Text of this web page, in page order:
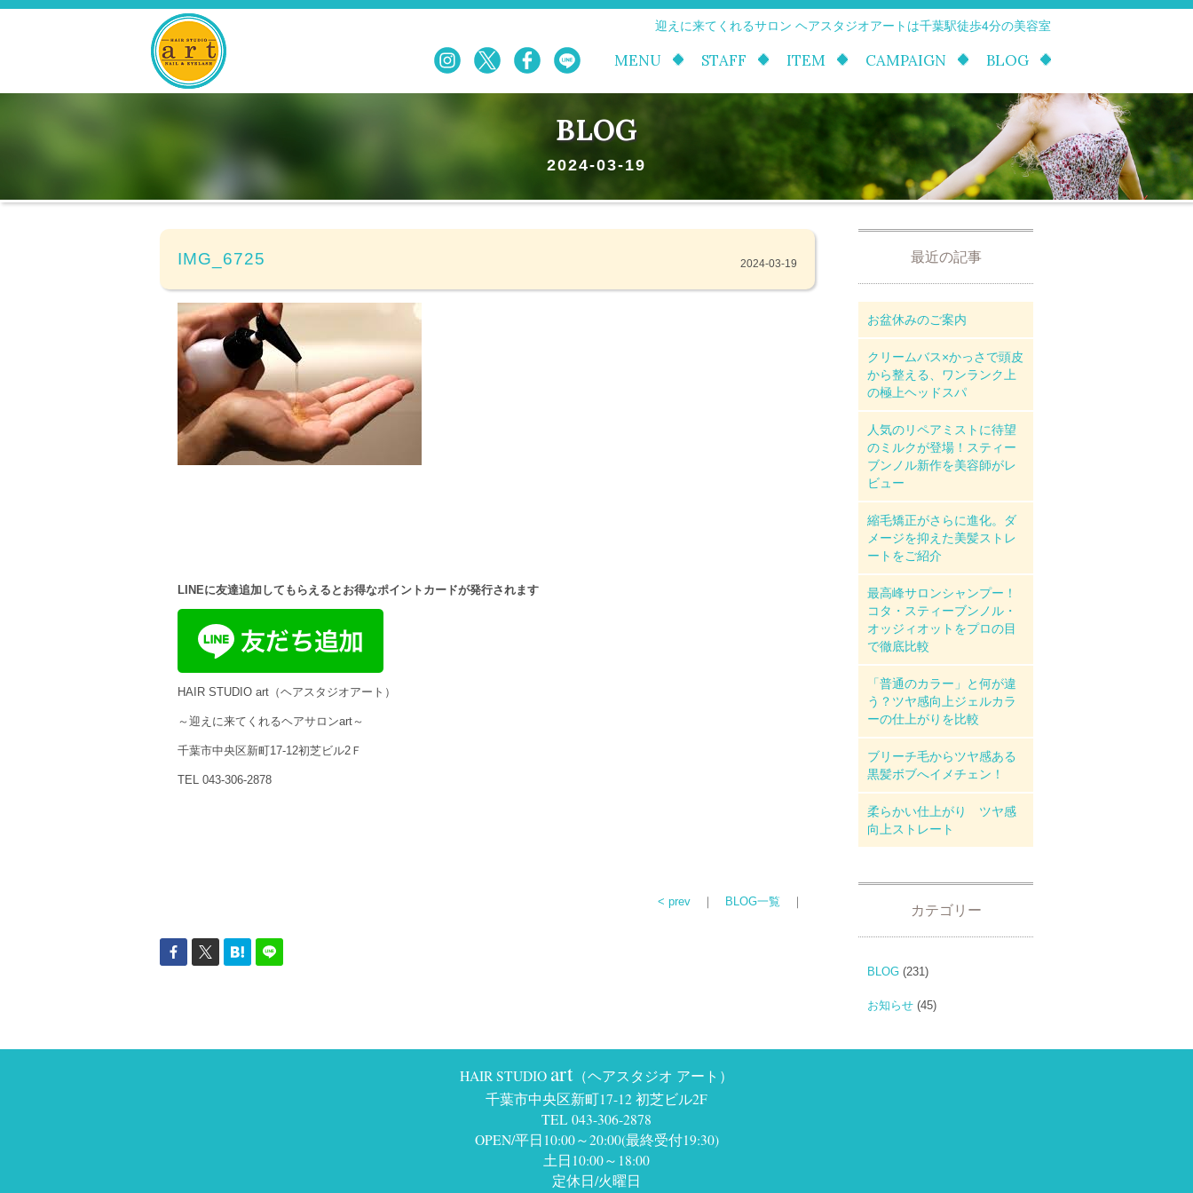
迎えに来てくれるサロン ヘアスタジオアートは千葉駅徒歩4分の美容室
MENU STAFF ITEM CAMPAIGN BLOG
BLOG
2024-03-19
IMG_6725 2024-03-19
LINEに友達追加してもらえるとお得なポイントカードが発行されます
HAIR STUDIO art（ヘアスタジオアート）
～迎えに来てくれるヘアサロンart～
千葉市中央区新町17-12初芝ビル2Ｆ
TEL 043-306-2878
< prev ｜ BLOG一覧 ｜
最近の記事
お盆休みのご案内
クリームバス×かっさで頭皮
から整える、ワンランク上
の極上ヘッドスパ
人気のリペアミストに待望
のミルクが登場！スティー
ブンノル新作を美容師がレ
ビュー
縮毛矯正がさらに進化。ダ
メージを抑えた美髪ストレ
ートをご紹介
最高峰サロンシャンプー！
コタ・スティーブンノル・
オッジィオットをプロの目
で徹底比較
「普通のカラー」と何が違
う？ツヤ感向上ジェルカラ
ーの仕上がりを比較
ブリーチ毛からツヤ感ある
黒髪ボブへイメチェン！
柔らかい仕上がり ツヤ感
向上ストレート
カテゴリー
BLOG (231)
お知らせ (45)
HAIR STUDIO art （ヘアスタジオ アート）
千葉市中央区新町17-12 初芝ビル2F
TEL 043-306-2878
OPEN/平日10:00～20:00(最終受付19:30)
土日10:00～18:00
定休日/火曜日